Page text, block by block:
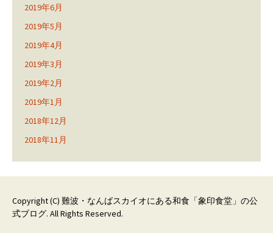
2019年6月
2019年5月
2019年4月
2019年3月
2019年2月
2019年1月
2018年12月
2018年11月
Copyright (C) 難波・なんばスカイオにある和食「象印食堂」の公
式ブログ. All Rights Reserved.